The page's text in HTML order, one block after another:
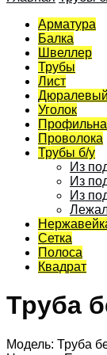
Арматура
Балка
Швеллер
Трубы
Лист
Дюралевый
Уголок
Проволока
Трубы б/у
Из
Из
Из
Сетка
Полоса
Квадрат
Труба
Модель: Труба